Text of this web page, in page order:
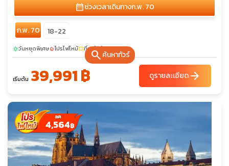
searchค้นหาทัวร์
calendar_monthช่วงเวลาเดินทางก.พ. 70
ก.พ. 70 18-22
sunnyวันหยุดพิเศษlocal_fire_departmentโปรไฟไหม้confirmation_numberที่เหลือน้อย
เริ่มต้น 39,991 ฿ ดูรายละเอียดarrow_forward
4,564฿